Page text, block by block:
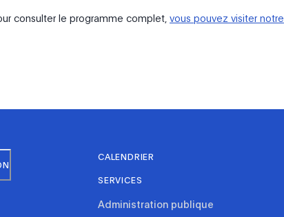
consulter le programme complet,vous pouvez visiter notre
CALENDRIER
SERVICES
Administration publique